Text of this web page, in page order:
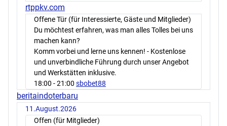
rtppkv.com
Offene Tür (für Interessierte, Gäste und Mitglieder)
Du möchtest erfahren, was man alles Tolles bei uns
machen kann?
Komm vorbei und lerne uns kennen! - Kostenlose
und unverbindliche Führung durch unser Angebot
und Werkstätten inklusive.
18:00 - 21:00 sbobet88
beritaindoterbaru
11.August.2026
Offen (für Mitglieder)